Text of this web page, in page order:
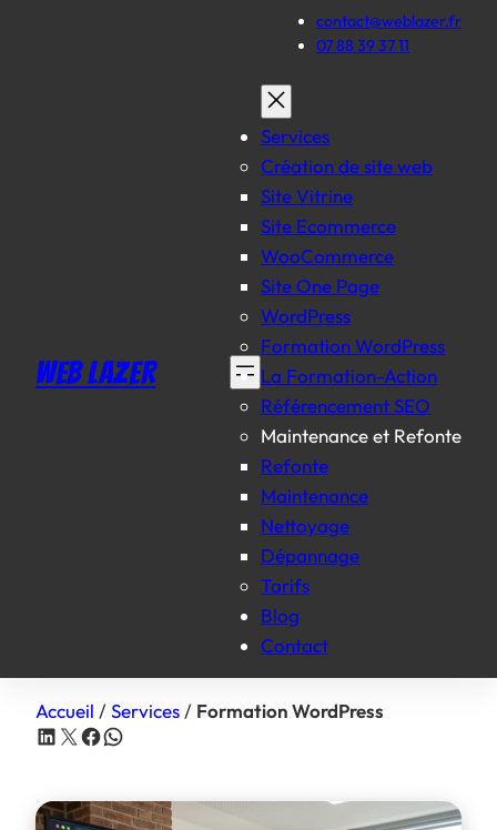
contact@weblazer.fr
07 88 39 37 11
WEB LAZER
Services
Création de site web
Site Vitrine
Site Ecommerce
WooCommerce
Site One Page
WordPress
Formation WordPress
La Formation-Action
Référencement SEO
Maintenance et Refonte
Refonte
Maintenance
Nettoyage
Dépannage
Tarifs
Blog
Contact
Accueil /Services / Formation WordPress
Partager sur LinkedIn
Partager sur X Partager sur Facebook
Partager sur WhatsApp